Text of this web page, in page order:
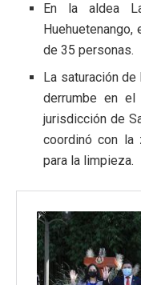
En la aldea
de 35 personas.
La saturación
derrumbe en el
jurisdicción de
coordinó con la
para la limpieza.